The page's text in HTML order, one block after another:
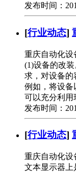
发布时间：
[行业动态]
重庆自动化
(1)设备的改
求，对设备的
例如，将设备
可以充分利用
发布时间：
[行业动态]
重庆自动化设
文本显示器上